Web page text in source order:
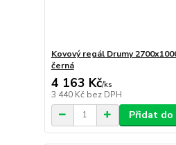
Kovový regál Drumy
černá
4 163 Kč/ks
3 440 Kč bez DPH
Přidat do